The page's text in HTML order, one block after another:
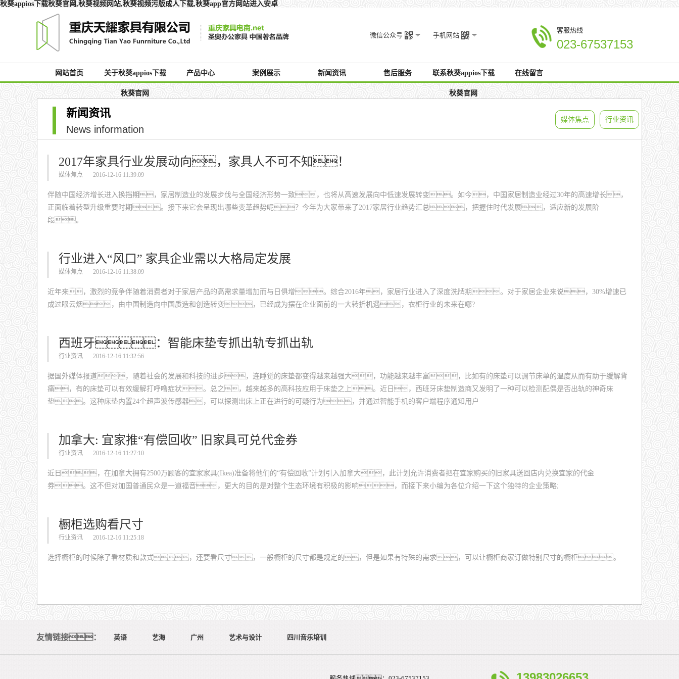
秋葵appios下载秋葵官网,秋葵视频网站,秋葵视频污版成人下载,秋葵app官方网站进入安卓
微信公众号 手机网站
客服热线
023-67537153
网站首页 关于秋葵appios下载
秋葵官网
产品中心 案例展示 新闻资讯 售后服务 联系秋葵appios下载
秋葵官网
在线留言
新闻资讯
News information
媒体焦点 行业资讯
2017年家具行业发展动向，家具人不可不知！
媒体焦点 2016-12-16 11:39:09
伴随中国经济增长进入换挡期，家居制造业的发展步伐与全国经济形势一致，也将从高速发展向中低速发展转变。如今，中国家居制造业经过30年的高速增长，
正面临着转型升级重要时期。接下来它会呈现出哪些变革趋势呢？今年为大家带来了2017家居行业趋势汇总，把握住时代发展，适应新的发展阶
段。
行业进入“风口” 家具企业需以大格局定发展
媒体焦点 2016-12-16 11:38:09
近年来，激烈的竞争伴随着消费者对于家居产品的高需求量增加而与日俱增。综合2016年，家居行业进入了深度洗牌期。对于家居企业来说，30%增速已
成过眼云烟，由中国制造向中国质造和创造转变，已经成为摆在企业面前的一大转折机遇，衣柜行业的未来在哪?
西班牙：智能床垫专抓出轨专抓出轨
行业资讯 2016-12-16 11:32:56
据国外媒体报道，随着社会的发展和科技的进步，连睡觉的床垫都变得越来越强大，功能越来越丰富，比如有的床垫可以调节床单的温度从而有助于缓解背
痛，有的床垫可以有效缓解打呼噜症状。总之，越来越多的高科技应用于床垫之上。近日，西班牙床垫制造商又发明了一种可以检测配偶是否出轨的神奇床
垫。这种床垫内置24个超声波传感器，可以探测出床上正在进行的可疑行为，并通过智能手机的客户端程序通知用户
加拿大: 宜家推“有偿回收” 旧家具可兑代金券
行业资讯 2016-12-16 11:27:10
近日，在加拿大拥有2500万顾客的宜家家具(Ikea)准备将他们的“有偿回收”计划引入加拿大，此计划允许消费者把在宜家购买的旧家具送回店内兑换宜家的代金
券。这不但对加国普通民众是一道福音，更大的目的是对整个生态环境有积极的影响，而接下来小编为各位介绍一下这个独特的企业策略;
橱柜选购看尺寸
行业资讯 2016-12-16 11:25:18
选择橱柜的时候除了看材质和款式，还要看尺寸，一般橱柜的尺寸都是规定的，但是如果有特殊的需求，可以让橱柜商家订做特别尺寸的橱柜。
友情链接： 英语 艺海 广州 艺术与设计 四川音乐培训